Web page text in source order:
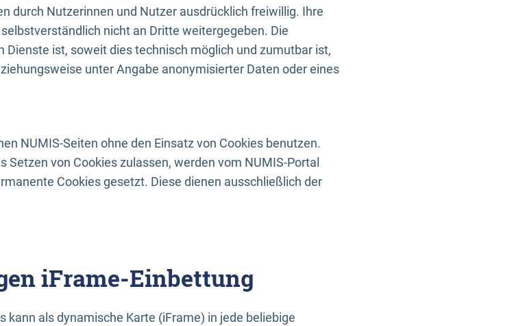
durch Nutzerinnen und Nutzer ausdrücklich freiwillig. Ihre
nicht an Dritte weitergegeben. Die
Dienste ist, soweit dies technisch möglich und zumutbar ist,
unter Angabe anonymisierter Daten oder eines
NUMIS-Seiten ohne den Einsatz von Cookies benutzen.
Setzen von Cookies zulassen, werden vom NUMIS-Portal
Cookies gesetzt. Diese dienen ausschließlich der
iFrame-Einbettung
kann als dynamische Karte (iFrame) in jede beliebige